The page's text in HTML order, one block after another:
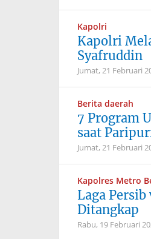
Kapolri
Kapolri
Syafruddin
Jumat, 21 Februari
Berita daerah
7 Program
saat
Jumat, 21 Februari
Kapolres Metro
Laga
Ditangkap
Rabu, 19 Februari